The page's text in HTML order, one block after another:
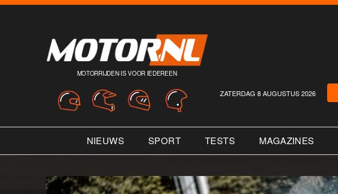
MOTORRIJDEN IS VOOR IEDEREEN
ZATERDAG 8 AUGUSTUS 2026
NIEUWS SPORT TESTS MAGAZINES